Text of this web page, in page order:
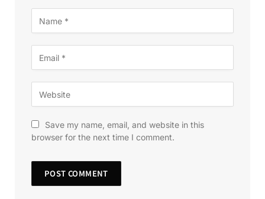
Save my name, email, and website in this
browser for the next time I comment.